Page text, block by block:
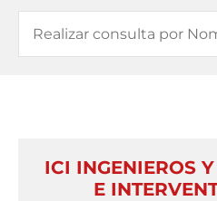
ICI INGENIEROS
E